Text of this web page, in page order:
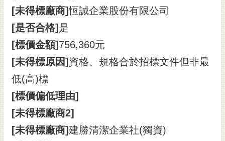
[未得標廠商]恆誠企業股份有限公司
[是否合格] 是
[標價金額] 756,360元
[未得標原因] 資格、規格合於招標文件但非最
低(高)標
[標價偏低理由]
[未得標廠商2]
[未得標廠商]建勝清潔企業社(獨資)